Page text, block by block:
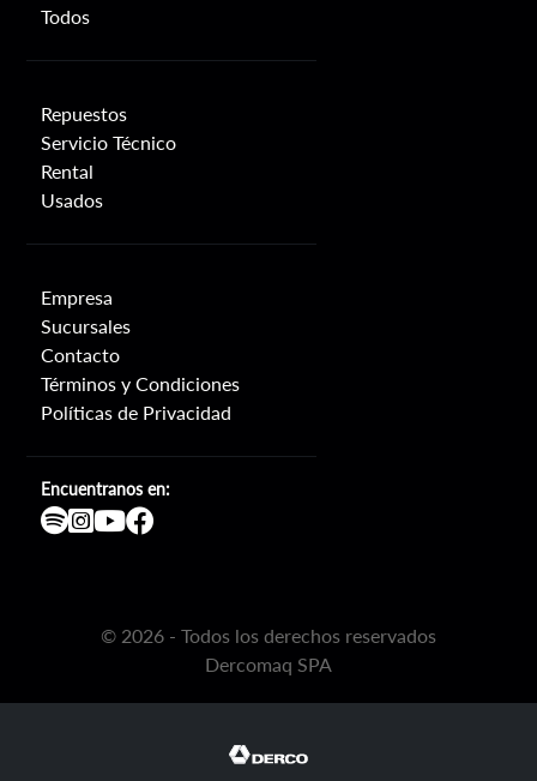
Todos
Repuestos
Servicio Técnico
Rental
Usados
Empresa
Sucursales
Contacto
Términos y Condiciones
Políticas de Privacidad
Encuentranos en:
© 2026 - Todos los derechos reservados
Dercomaq SPA